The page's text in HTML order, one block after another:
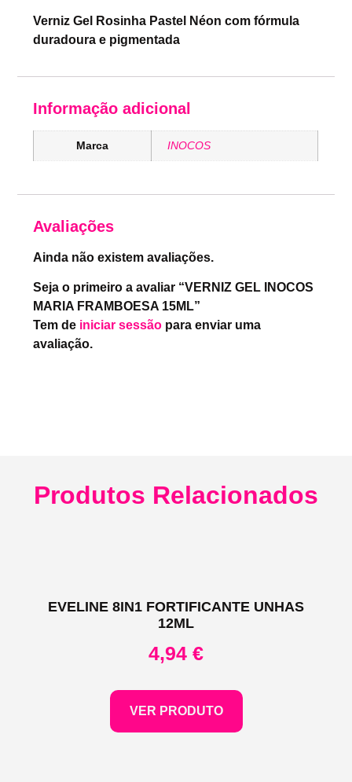
Verniz Gel Rosinha Pastel Néon com fórmula
duradoura e pigmentada
Informação adicional
Marca INOCOS
Avaliações
Ainda não existem avaliações.
Seja o primeiro a avaliar “VERNIZ GEL INOCOS
MARIA FRAMBOESA 15ML”
Tem de iniciar sessão para enviar uma
avaliação.
Produtos Relacionados
EVELINE 8IN1 FORTIFICANTE UNHAS
12ML
4,94 €
VER PRODUTO